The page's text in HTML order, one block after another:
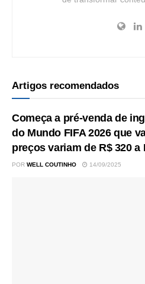
Artigos recomendados
Começa a pré-venda de
do Mundo FIFA 2026 que
preços variam de R$ 320 a
POR WELL COUTINHO 14/09/2025